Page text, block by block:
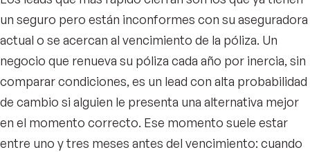
un seguro pero están inconformes con su aseguradora
actual o se acercan al vencimiento de la póliza. Un
negocio que renueva su póliza cada año por inercia, sin
comparar condiciones, es un lead con alta probabilidad
de cambio si alguien le presenta una alternativa mejor
en el momento correcto. Ese momento suele estar
entre uno y tres meses antes del vencimiento: cuando